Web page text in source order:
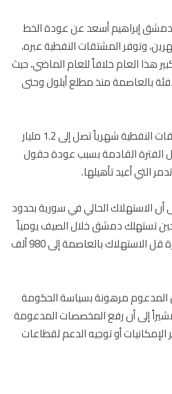
أسعد عن عودة الخط
المشتقات النفطية عبره،
العام خلافاً للعام الماضي، حيث
بالعاصمة منذ مطلع أيلول وحتى
وأضاف أسعد" أن فاتورة المشتقات النفطية شهرياً تصل إلى 1.2 مليار
القادمة بسبب عودة حقول
أعيد تأهيلها.
الحالي في سورية بحدود
تستهلك دمشق خلال الصيف يومياً
1.2 مليون ليتر بنزين، وهذه الفترة قل الاستهلاك بالعاصمة إلى 980 ألف
مرهونة بسياسة الحكومة
إلى أن رفع المخصصات المدعومة
الإمكانيات أو توجيه الدعم لقطاعات